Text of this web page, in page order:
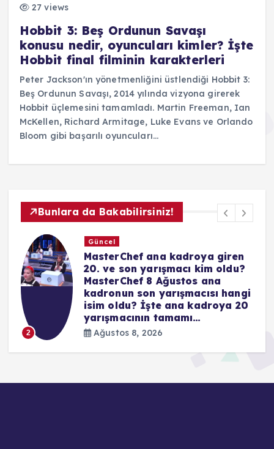
27 views
Hobbit 3: Beş Ordunun Savaşı
konusu nedir, oyuncuları kimler? İşte
Hobbit final filminin karakterleri
Peter Jackson'ın yönetmenliğini üstlendiği Hobbit 3:
Beş Ordunun Savaşı, 2014 yılında vizyona girerek
Hobbit üçlemesini tamamladı. Martin Freeman, Ian
McKellen, Richard Armitage, Luke Evans ve Orlando
Bloom gibi başarılı oyuncuları…
Bunlara da Bakabilirsiniz!
Güncel
CANSEVER KİMDİR, ÖLDÜ MÜ?
Şarkıcı Cansever neden öldü
hastalığı neydi? Hayatı ve
kariyeri…
Ağustos 8, 2026